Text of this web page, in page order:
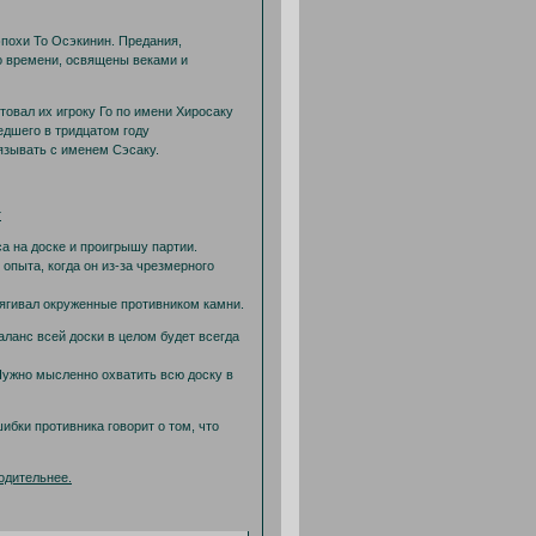
То Осэкинин. Предания,
времени, освящены веками и
их игроку Го по имени Хиросаку
в тридцатом году
с именем Сэсаку.
на доске и проигрышу партии.
когда он из-за чрезмерного
окруженные противником камни.
всей доски в целом будет всегда
мысленно охватить всю доску в
противника говорит о том, что